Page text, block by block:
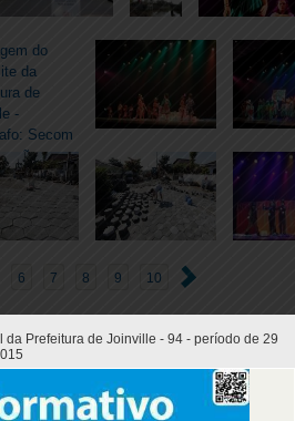
6 7 8 9 10
da Prefeitura de Joinville - 94 - período de 29